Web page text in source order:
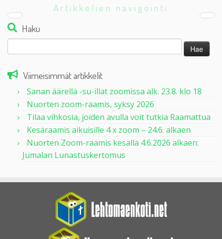
Artikkelien navigointi
Haku
Haku:
Viimeisimmät artikkelit
Sanan äärellä -su-illat zoomissa alk. 23.8. klo 18
Nuorten zoom-raamis, syksy 2026
Tilaa vihkosia, joiden avulla voit tutkia Raamattua
Kesäraamis aikuisille 4 x zoom – 24.6. alkaen
Nuorten Zoom-raamis kesällä 4.6.2026 alkaen:
Jumalan Lunastuskertomus